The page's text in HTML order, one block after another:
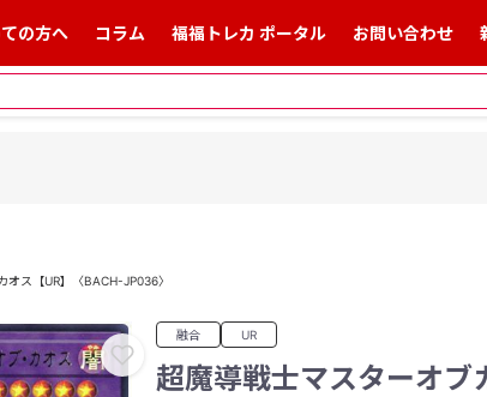
の方へ コラム 福福トレカ ポータル お問い合わせ
オス【UR】〈BACH-JP036〉
融合 UR
超魔導戦士マスターオ